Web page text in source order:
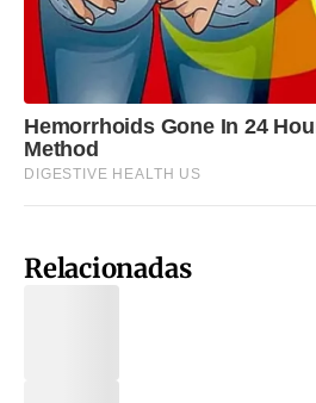
Relacionadas